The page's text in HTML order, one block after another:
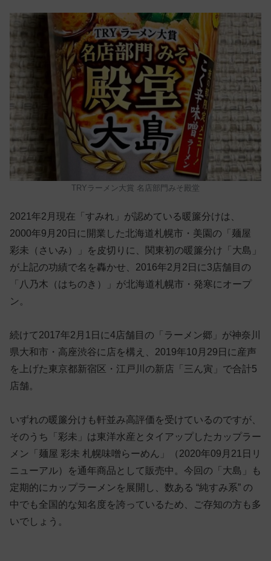
TRYラーメン大賞 名店部門みそ殿堂
2021年2月現在「すみれ」が認めている暖簾分けは、
2000年9月20日に開業した北海道札幌市・美園の「麺屋
彩未（さいみ）」を皮切りに、関東初の暖簾分け「大島」
が上記の功績で名を轟かせ、2016年2月2日に3店舗目の
「八乃木（はちのき）」が北海道札幌市・発寒にオープ
ン。
続けて2017年2月1日に4店舗目の「ラーメン郷」が神奈川
県大和市・高座渋谷に店を構え、2019年10月29日に産声
を上げた東京都新宿区・江戸川の新店「三ん寅」で合計5
店舗。
いずれの暖簾分けも軒並み高評価を受けているのですが、
そのうち「彩未」は東洋水産とタイアップしたカップラー
メン「麺屋 彩未 札幌味噌らーめん」（2020年09月21日リ
ニューアル）を通年商品として販売中。今回の「大島」も
定期的にカップラーメンを展開し、数ある “純すみ系” の
中でも全国的な知名度を誇っているため、ご存知の方も多
いでしょう。